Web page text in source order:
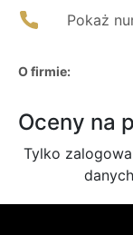
Pokaż
O firmie:
Oceny na
Tylko